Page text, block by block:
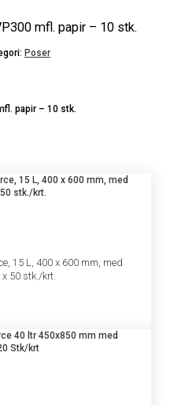
mfl. papir – 10 stk.
Poser
papir – 10 stk.
15 L, 400 x 600 mm, med
x 50 stk./krt.